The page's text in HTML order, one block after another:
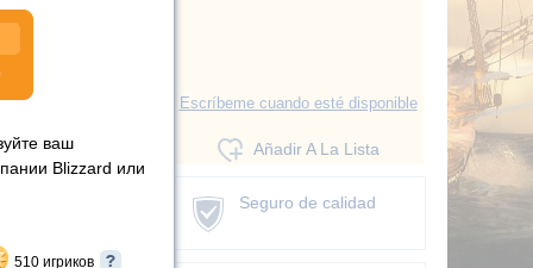
Escríbeme cuando esté disponible
Añadir A La Lista
Seguro de calidad
ваш
Blizzard или
510 игриков